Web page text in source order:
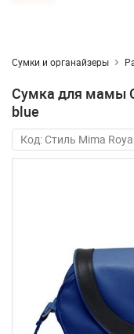
Сумки и органайзеры
Сумка для мамы
blue
Код: Стиль Mima